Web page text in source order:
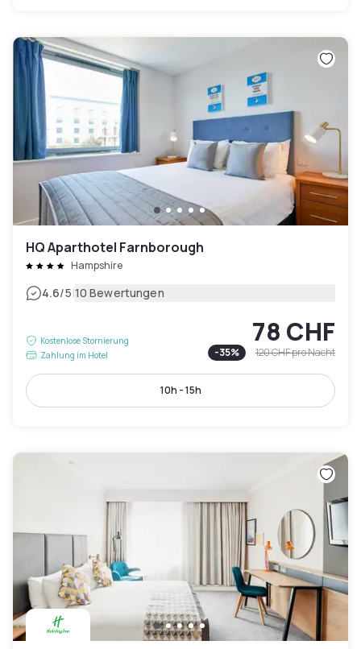
HQ Aparthotel Farnborough
Hampshire
4.6/5|10 Bewertungen
Kostenlose Stornierung
Zahlung im Hotel
78 CHF
-35% 120 CHFpro Nacht
10h - 15h